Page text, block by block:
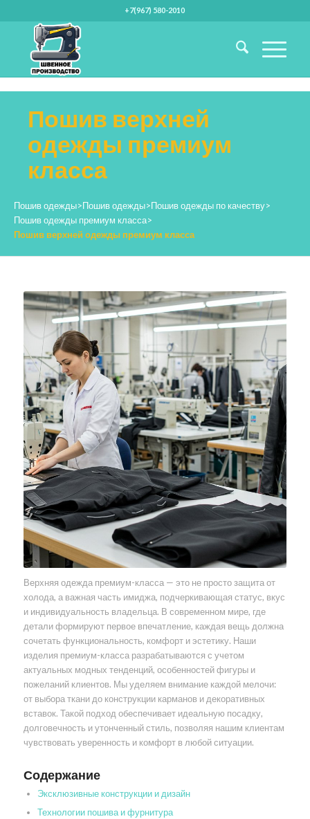
+7(967) 580-2010
Пошив верхней
одежды премиум
класса
Пошив одежды>Пошив одежды>Пошив одежды по качеству>
Пошив одежды премиум класса>
Пошив верхней одежды премиум класса
Верхняя одежда премиум-класса — это не просто защита от
холода, а важная часть имиджа, подчеркивающая статус, вкус
и индивидуальность владельца. В современном мире, где
детали формируют первое впечатление, каждая вещь должна
сочетать функциональность, комфорт и эстетику. Наши
изделия премиум-класса разрабатываются с учетом
актуальных модных тенденций, особенностей фигуры и
пожеланий клиентов. Мы уделяем внимание каждой мелочи:
от выбора ткани до конструкции карманов и декоративных
вставок. Такой подход обеспечивает идеальную посадку,
долговечность и утонченный стиль, позволяя нашим клиентам
чувствовать уверенность и комфорт в любой ситуации.
Содержание
Эксклюзивные конструкции и дизайн
Технологии пошива и фурнитура